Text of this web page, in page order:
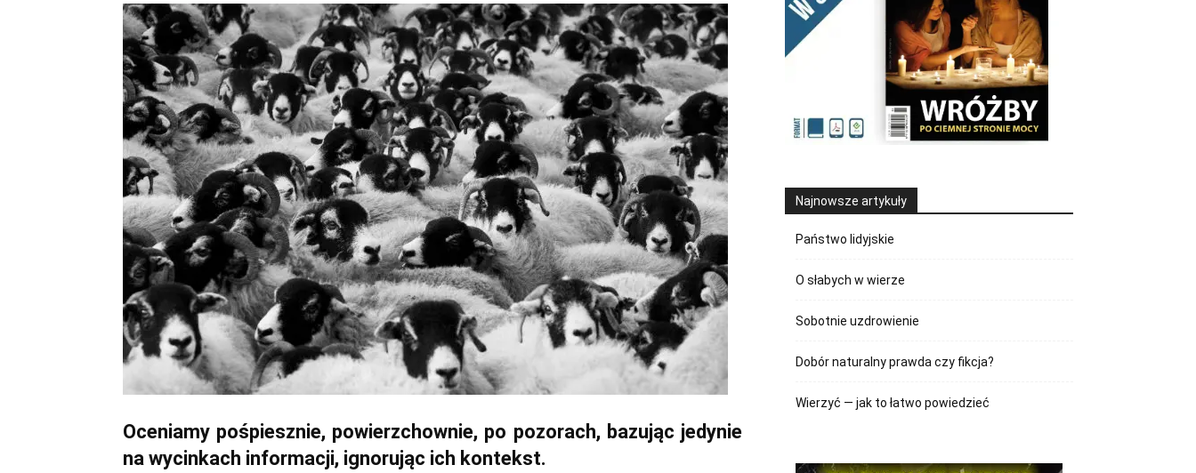
Oceniamy pośpiesznie, powierzchownie, po pozorach, bazując jedynie
na wycinkach informacji, ignorując ich kontekst.
Najnowsze artykuły
Państwo lidyjskie
O słabych w wierze
Sobotnie uzdrowienie
Dobór naturalny prawda czy fikcja?
Wierzyć — jak to łatwo powiedzieć